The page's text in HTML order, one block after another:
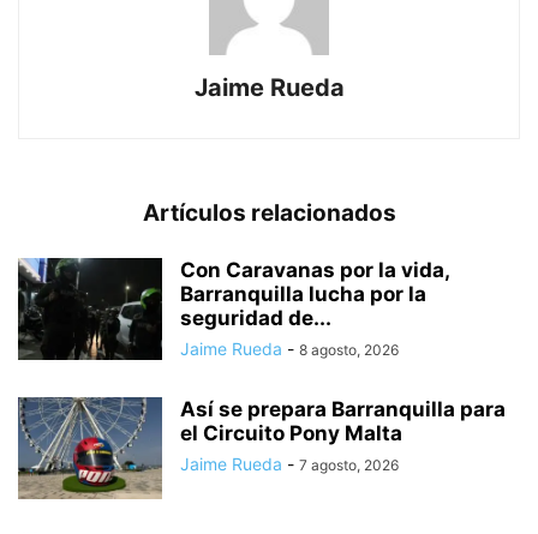
Jaime Rueda
Artículos relacionados
Con Caravanas por la vida,
Barranquilla lucha por la
seguridad de...
Jaime Rueda - 8 agosto, 2026
Así se prepara Barranquilla para
el Circuito Pony Malta
Jaime Rueda - 7 agosto, 2026